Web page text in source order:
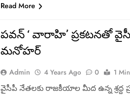
Read More
పవన్ ‘ వారాహి’ ప్రకటనతో
మనోహర్
Admin 4 Years Ago 0
1
వైసీపీ నేతలకు రాజకీయాల మీద ఉన్న